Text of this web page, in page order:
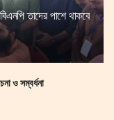
তাদের পাশে থাকবে
ও সম্বর্ধনা